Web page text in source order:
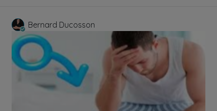
Bernard Ducosson